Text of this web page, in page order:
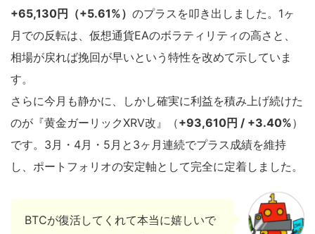
+65,130円（+5.61%） のプラスを叩き出しました。1ヶ
月での反転は、仮想通貨EAのボラティリティの高さと、
相場が戻れば挽回が早いという特性を改めて示していま
す。
さらに今月も静かに、しかし確実に利益を積み上げ続けた
のが『黄金ガーリックXRV改』（+93,610円 / +3.40%）
です。3月・4月・5月と3ヶ月連続でプラス成績を維持
し、ポートフォリオの安定軸として完全に定着しました。
BTCが復活してくれて本当に嬉しいで